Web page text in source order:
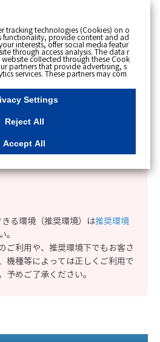
03/05 09:12
用できる環境（推奨環境）を
きる環境（推奨環境）は推奨環境
。
ご利用や、推奨環境下でもお客さ
機種等によっては正しくご利用で
予めご了承ください。
tracking technologies (Cookies) on o
functionality, provide content and ad
interests, offer social media featur
through access analysis. The data r
collected through these Cook
partners that provide advertising, s
services. These partners may com
with other data that you have provi
collected from your use of their s
to analyse and optimise advertisemen
other than us on the internet.
"Reject All". If you agree to the use
"Accept All". To select your preferen
or rejection settings at any time by c
button on this banner or through y
more information regarding the pr
below.Cookies DetailsPrivacy Polic
Settings
Reject All
Accept All